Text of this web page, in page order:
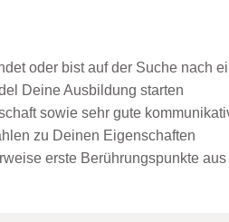
oder bist auf der Suche nach
Deine Ausbildung starten
sowie sehr gute
zu Deinen Eigenschaften
erste Berührungspunkte aus